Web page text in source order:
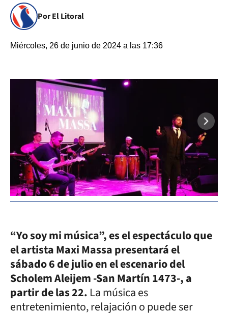
Por El Litoral
Miércoles, 26 de junio de 2024 a las 17:36
“Yo soy mi música”, es el espectáculo que
el artista Maxi Massa presentará el
sábado 6 de julio en el escenario del
Scholem Aleijem -San Martín 1473-, a
partir de las 22. La música es
entretenimiento, relajación o puede ser